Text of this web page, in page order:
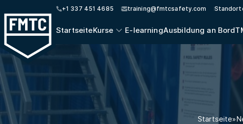
+1 337 451 4685 training@fmtcsafety.com
StartseiteKurse E-learningAusbildung an Bord
Startseite»